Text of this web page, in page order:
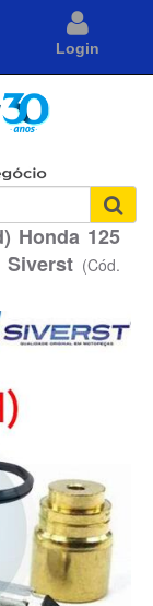
Login
Honda 125
Siverst (Cód.